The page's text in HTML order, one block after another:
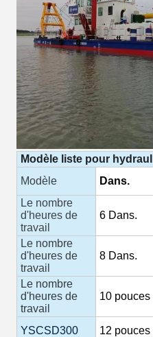
Modèle liste pour
Modèle
Dans.
Le nombre
d'heures de
travail
6 Dans.
Le nombre
d'heures de
travail
8 Dans.
Le nombre
d'heures de
travail
10 pouces
YSCSD300 12 pouces